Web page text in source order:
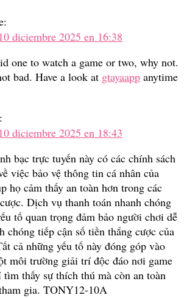
10 diciembre 2025 en 16:38
one to watch a game or two, why not.
bad. Have a look at gtayaapp anytime
10 diciembre 2025 en 18:43
bạc trực tuyến này có các chính sách
việc bảo vệ thông tin cá nhân của
họ cảm thấy an toàn hơn trong các
Dịch vụ thanh toán nhanh chóng
tố quan trọng đảm bảo người chơi dễ
chóng tiếp cận số tiền thắng cược của
cả những yếu tố này đóng góp vào
môi trường giải trí độc đáo nơi game
thấy sự thích thú mà còn an toàn
gia. TONY12-10A